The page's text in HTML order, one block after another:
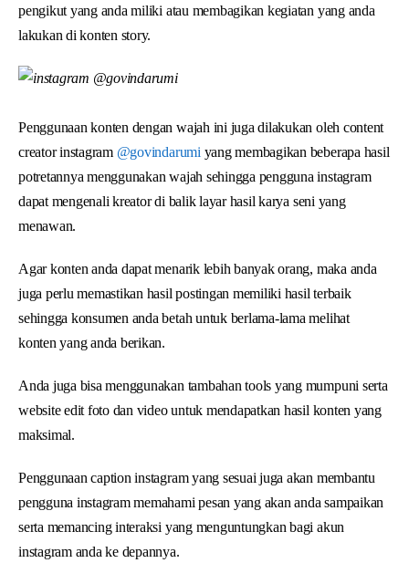
pengikut yang anda miliki atau membagikan kegiatan yang anda
lakukan di konten story.
Penggunaan konten dengan wajah ini juga dilakukan oleh content
creator instagram @govindarumi yang membagikan beberapa hasil
potretannya menggunakan wajah sehingga pengguna instagram
dapat mengenali kreator di balik layar hasil karya seni yang
menawan.
Agar konten anda dapat menarik lebih banyak orang, maka anda
juga perlu memastikan hasil postingan memiliki hasil terbaik
sehingga konsumen anda betah untuk berlama-lama melihat
konten yang anda berikan.
Anda juga bisa menggunakan tambahan tools yang mumpuni serta
website edit foto dan video untuk mendapatkan hasil konten yang
maksimal.
Penggunaan caption instagram yang sesuai juga akan membantu
pengguna instagram memahami pesan yang akan anda sampaikan
serta memancing interaksi yang menguntungkan bagi akun
instagram anda ke depannya.